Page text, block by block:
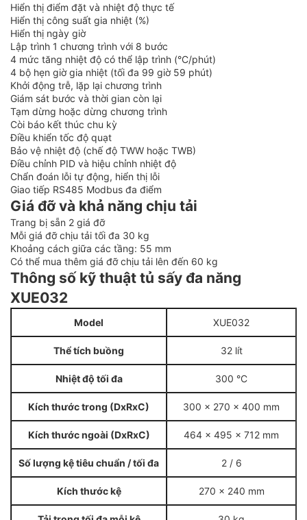
Hiển thị điểm đặt và nhiệt độ thực tế
Hiển thị công suất gia nhiệt (%)
Hiển thị ngày giờ
Lập trình 1 chương trình với 8 bước
4 mức tăng nhiệt độ có thể lập trình (°C/phút)
4 bộ hẹn giờ gia nhiệt (tối đa 99 giờ 59 phút)
Khởi động trễ, lặp lại chương trình
Giám sát bước và thời gian còn lại
Tạm dừng hoặc dừng chương trình
Còi báo kết thúc chu kỳ
Điều khiển tốc độ quạt
Bảo vệ nhiệt độ (chế độ TWW hoặc TWB)
Điều chỉnh PID và hiệu chỉnh nhiệt độ
Chẩn đoán lỗi tự động, hiển thị lỗi
Giao tiếp RS485 Modbus đa điểm
Giá đỡ và khả năng chịu tải
Trang bị sẵn 2 giá đỡ
Mỗi giá đỡ chịu tải tối đa 30 kg
Khoảng cách giữa các tầng: 55 mm
Có thể mua thêm giá đỡ chịu tải lên đến 60 kg
Thông số kỹ thuật tủ sấy đa năng
XUE032
Model XUE032
Thể tích buồng 32 lít
Nhiệt độ tối đa 300 °C
Kích thước trong (DxRxC) 300 x 270 x 400 mm
Kích thước ngoài (DxRxC) 464 x 495 x 712 mm
Số lượng kệ tiêu chuẩn / tối đa 2 / 6
Kích thước kệ 270 x 240 mm